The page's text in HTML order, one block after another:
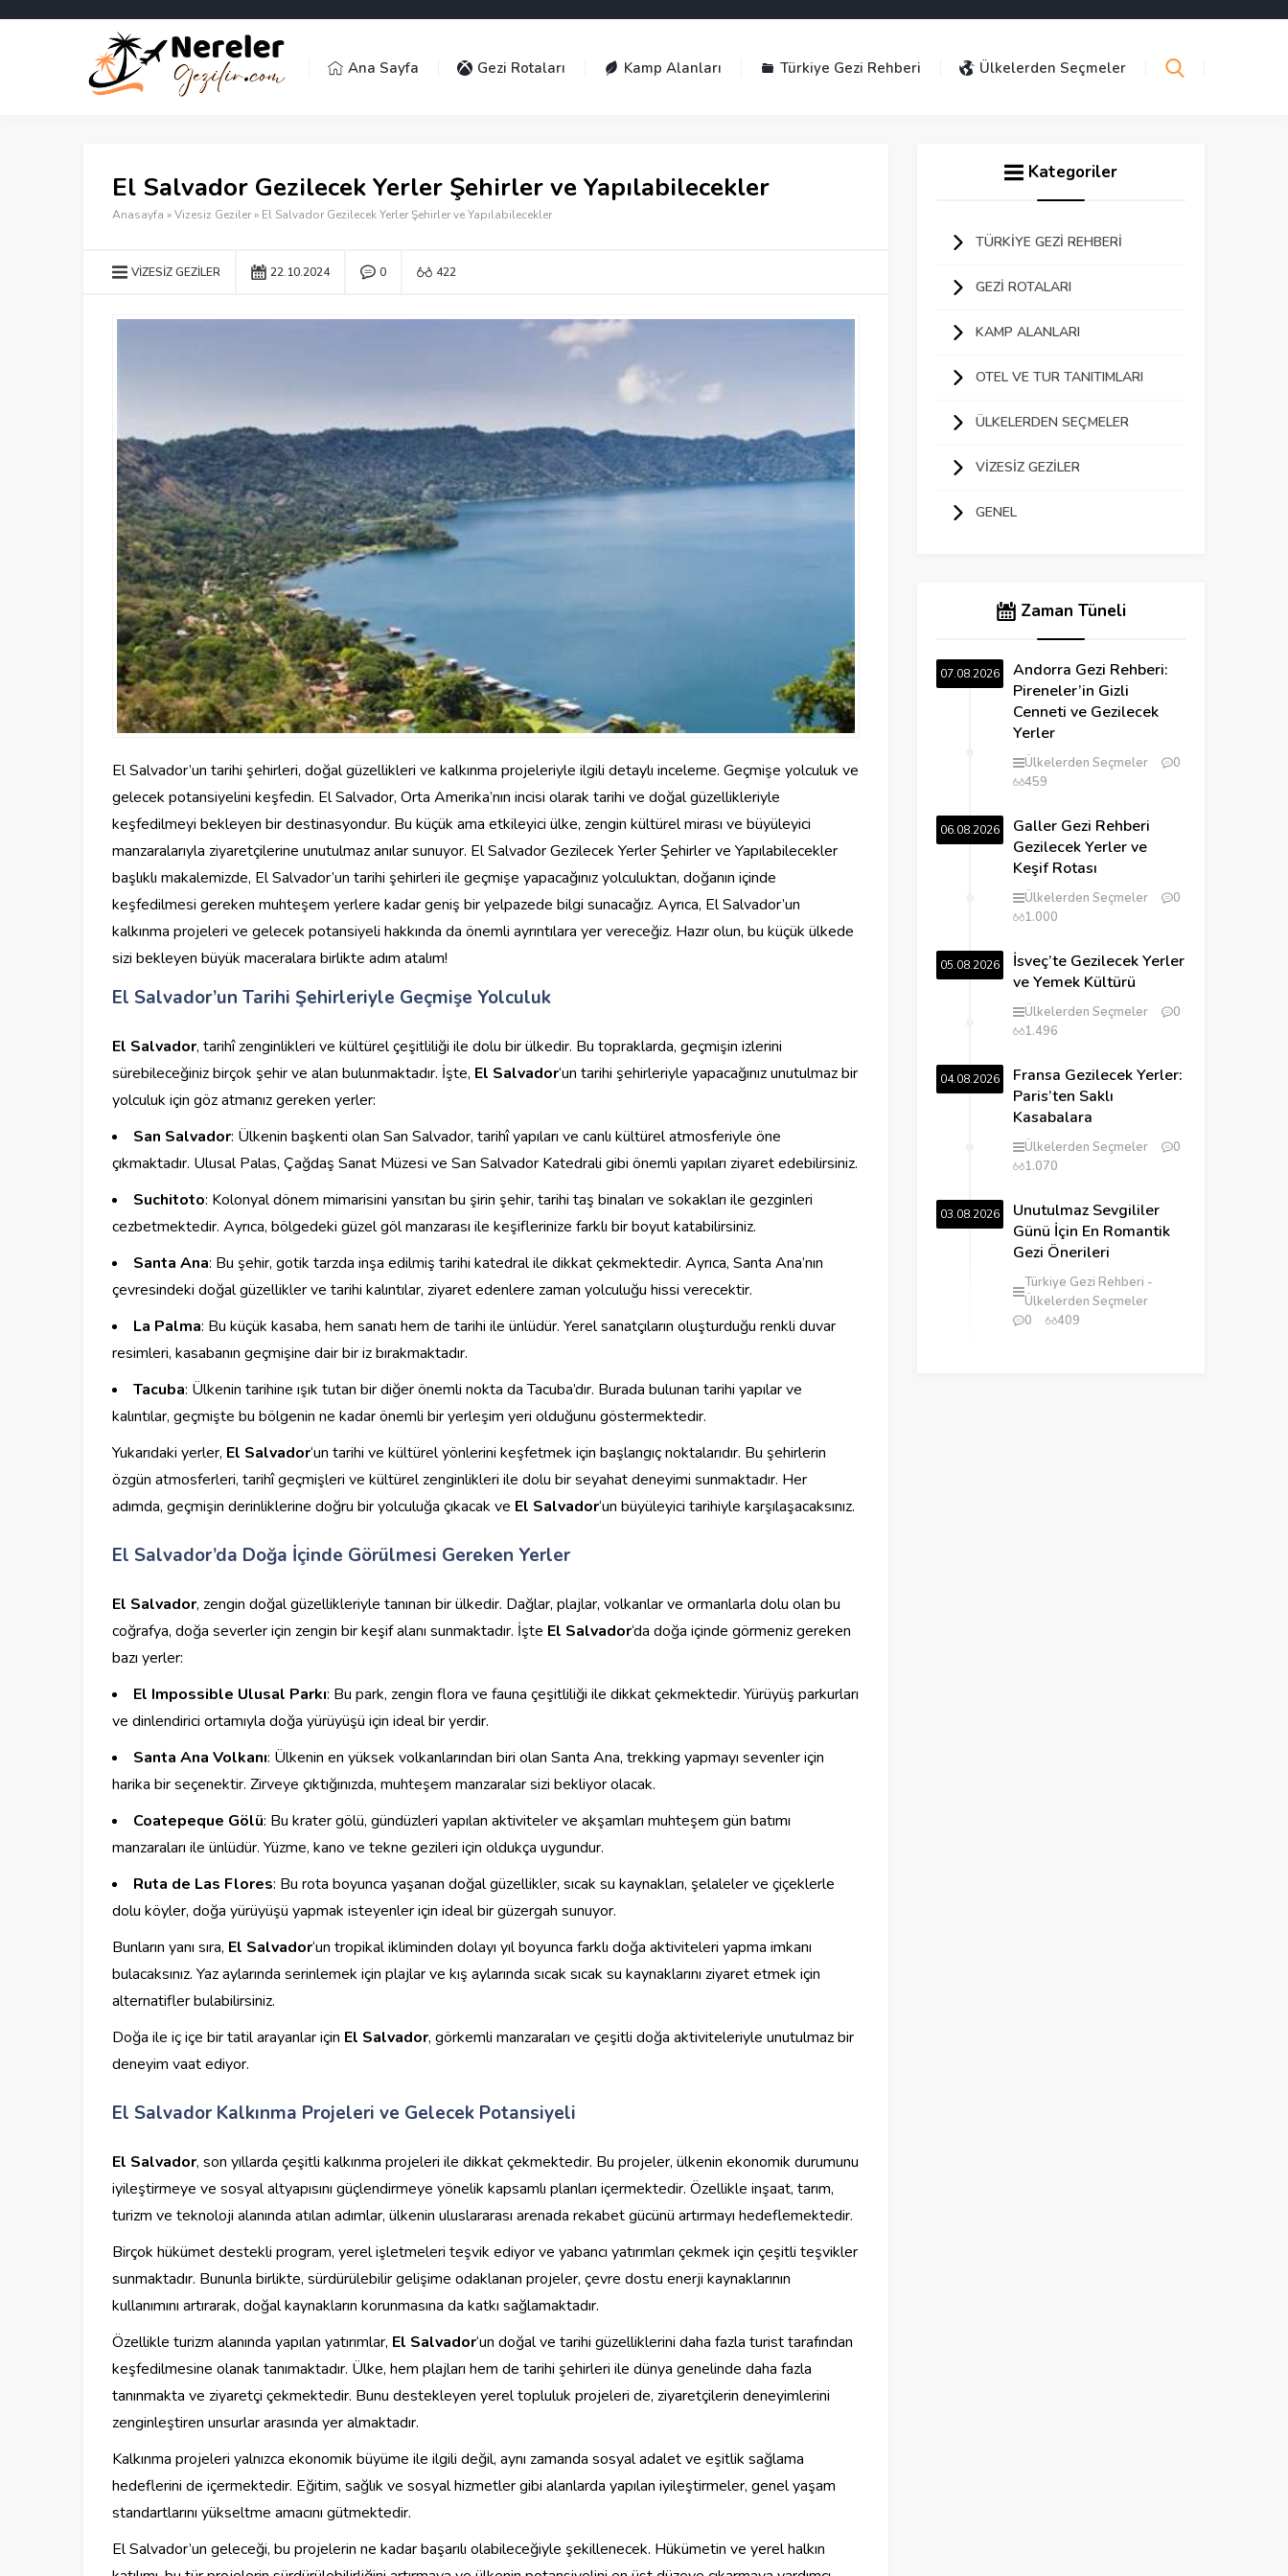
Ana Sayfa Gezi Rotaları Kamp Alanları Türkiye Gezi Rehberi Ülkelerden Seçmeler
El Salvador Gezilecek Yerler Şehirler ve Yapılabilecekler
Anasayfa »Vizesiz Geziler» El Salvador Gezilecek Yerler Şehirler ve Yapılabilecekler
VIZESIZ GEZILER 22.10.2024 0 422
El Salvador’un tarihi şehirleri, doğal güzellikleri ve kalkınma projeleriyle ilgili detaylı inceleme. Geçmişe yolculuk ve
gelecek potansiyelini keşfedin. El Salvador, Orta Amerika’nın incisi olarak tarihi ve doğal güzellikleriyle
keşfedilmeyi bekleyen bir destinasyondur. Bu küçük ama etkileyici ülke, zengin kültürel mirası ve büyüleyici
manzaralarıyla ziyaretçilerine unutulmaz anılar sunuyor. El Salvador Gezilecek Yerler Şehirler ve Yapılabilecekler
başlıklı makalemizde, El Salvador’un tarihi şehirleri ile geçmişe yapacağınız yolculuktan, doğanın içinde
keşfedilmesi gereken muhteşem yerlere kadar geniş bir yelpazede bilgi sunacağız. Ayrıca, El Salvador’un
kalkınma projeleri ve gelecek potansiyeli hakkında da önemli ayrıntılara yer vereceğiz. Hazır olun, bu küçük ülkede
sizi bekleyen büyük maceralara birlikte adım atalım!
El Salvador’un Tarihi Şehirleriyle Geçmişe Yolculuk
El Salvador, tarihî zenginlikleri ve kültürel çeşitliliği ile dolu bir ülkedir. Bu topraklarda, geçmişin izlerini
sürebileceğiniz birçok şehir ve alan bulunmaktadır. İşte, El Salvador‘un tarihi şehirleriyle yapacağınız unutulmaz bir
yolculuk için göz atmanız gereken yerler:
San Salvador: Ülkenin başkenti olan San Salvador, tarihî yapıları ve canlı kültürel atmosferiyle öne
çıkmaktadır. Ulusal Palas, Çağdaş Sanat Müzesi ve San Salvador Katedrali gibi önemli yapıları ziyaret edebilirsiniz.
Suchitoto: Kolonyal dönem mimarisini yansıtan bu şirin şehir, tarihi taş binaları ve sokakları ile gezginleri
cezbetmektedir. Ayrıca, bölgedeki güzel göl manzarası ile keşiflerinize farklı bir boyut katabilirsiniz.
Santa Ana: Bu şehir, gotik tarzda inşa edilmiş tarihi katedral ile dikkat çekmektedir. Ayrıca, Santa Ana’nın
çevresindeki doğal güzellikler ve tarihi kalıntılar, ziyaret edenlere zaman yolculuğu hissi verecektir.
La Palma: Bu küçük kasaba, hem sanatı hem de tarihi ile ünlüdür. Yerel sanatçıların oluşturduğu renkli duvar
resimleri, kasabanın geçmişine dair bir iz bırakmaktadır.
Tacuba: Ülkenin tarihine ışık tutan bir diğer önemli nokta da Tacuba’dır. Burada bulunan tarihi yapılar ve
kalıntılar, geçmişte bu bölgenin ne kadar önemli bir yerleşim yeri olduğunu göstermektedir.
Yukarıdaki yerler, El Salvador‘un tarihi ve kültürel yönlerini keşfetmek için başlangıç noktalarıdır. Bu şehirlerin
özgün atmosferleri, tarihî geçmişleri ve kültürel zenginlikleri ile dolu bir seyahat deneyimi sunmaktadır. Her
adımda, geçmişin derinliklerine doğru bir yolculuğa çıkacak ve El Salvador‘un büyüleyici tarihiyle karşılaşacaksınız.
El Salvador’da Doğa İçinde Görülmesi Gereken Yerler
El Salvador, zengin doğal güzellikleriyle tanınan bir ülkedir. Dağlar, plajlar, volkanlar ve ormanlarla dolu olan bu
coğrafya, doğa severler için zengin bir keşif alanı sunmaktadır. İşte El Salvador‘da doğa içinde görmeniz gereken
bazı yerler:
El Impossible Ulusal Parkı: Bu park, zengin flora ve fauna çeşitliliği ile dikkat çekmektedir. Yürüyüş parkurları
ve dinlendirici ortamıyla doğa yürüyüşü için ideal bir yerdir.
Santa Ana Volkanı: Ülkenin en yüksek volkanlarından biri olan Santa Ana, trekking yapmayı sevenler için
harika bir seçenektir. Zirveye çıktığınızda, muhteşem manzaralar sizi bekliyor olacak.
Coatepeque Gölü: Bu krater gölü, gündüzleri yapılan aktiviteler ve akşamları muhteşem gün batımı
manzaraları ile ünlüdür. Yüzme, kano ve tekne gezileri için oldukça uygundur.
Ruta de Las Flores: Bu rota boyunca yaşanan doğal güzellikler, sıcak su kaynakları, şelaleler ve çiçeklerle
dolu köyler, doğa yürüyüşü yapmak isteyenler için ideal bir güzergah sunuyor.
Bunların yanı sıra, El Salvador‘un tropikal ikliminden dolayı yıl boyunca farklı doğa aktiviteleri yapma imkanı
bulacaksınız. Yaz aylarında serinlemek için plajlar ve kış aylarında sıcak sıcak su kaynaklarını ziyaret etmek için
alternatifler bulabilirsiniz.
Doğa ile iç içe bir tatil arayanlar için El Salvador, görkemli manzaraları ve çeşitli doğa aktiviteleriyle unutulmaz bir
deneyim vaat ediyor.
El Salvador Kalkınma Projeleri ve Gelecek Potansiyeli
El Salvador, son yıllarda çeşitli kalkınma projeleri ile dikkat çekmektedir. Bu projeler, ülkenin ekonomik durumunu
iyileştirmeye ve sosyal altyapısını güçlendirmeye yönelik kapsamlı planları içermektedir. Özellikle inşaat, tarım,
turizm ve teknoloji alanında atılan adımlar, ülkenin uluslararası arenada rekabet gücünü artırmayı hedeflemektedir.
Birçok hükümet destekli program, yerel işletmeleri teşvik ediyor ve yabancı yatırımları çekmek için çeşitli teşvikler
sunmaktadır. Bununla birlikte, sürdürülebilir gelişime odaklanan projeler, çevre dostu enerji kaynaklarının
kullanımını artırarak, doğal kaynakların korunmasına da katkı sağlamaktadır.
Özellikle turizm alanında yapılan yatırımlar, El Salvador‘un doğal ve tarihi güzelliklerini daha fazla turist tarafından
keşfedilmesine olanak tanımaktadır. Ülke, hem plajları hem de tarihi şehirleri ile dünya genelinde daha fazla
tanınmakta ve ziyaretçi çekmektedir. Bunu destekleyen yerel topluluk projeleri de, ziyaretçilerin deneyimlerini
zenginleştiren unsurlar arasında yer almaktadır.
Kalkınma projeleri yalnızca ekonomik büyüme ile ilgili değil, aynı zamanda sosyal adalet ve eşitlik sağlama
hedeflerini de içermektedir. Eğitim, sağlık ve sosyal hizmetler gibi alanlarda yapılan iyileştirmeler, genel yaşam
standartlarını yükseltme amacını gütmektedir.
El Salvador’un geleceği, bu projelerin ne kadar başarılı olabileceğiyle şekillenecek. Hükümetin ve yerel halkın
Kategoriler
TÜRKIYE GEZI REHBERI
GEZI ROTALARI
KAMP ALANLARI
OTEL VE TUR TANITIMLARI
ÜLKELERDEN SEÇMELER
VIZESIZ GEZILER
GENEL
Zaman Tüneli
07.08.2026
Andorra Gezi Rehberi:
Pireneler’in Gizli
Cenneti ve Gezilecek
Yerler
Ülkelerden Seçmeler
0
459
06.08.2026
Galler Gezi Rehberi
Gezilecek Yerler ve
Keşif Rotası
Ülkelerden Seçmeler
0
1.000
05.08.2026
İsveç’te Gezilecek Yerler
ve Yemek Kültürü
Ülkelerden Seçmeler
0
1.496
04.08.2026
Fransa Gezilecek Yerler:
Paris’ten Saklı
Kasabalara
Ülkelerden Seçmeler
0
1.070
03.08.2026
Unutulmaz Sevgililer
Günü İçin En Romantik
Gezi Önerileri
Türkiye Gezi Rehberi
Ülkelerden Seçmeler
0
409